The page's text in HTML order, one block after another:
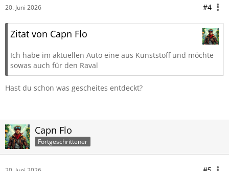
20. Juni 2026 #4
Zitat von Capn Flo
Ich habe im aktuellen Auto eine aus Kunststoff und möchte
sowas auch für den Raval
Hast du schon was gescheites entdeckt?
Capn Flo
Fortgeschrittener